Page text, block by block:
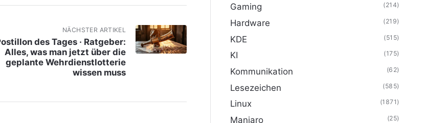
NÄCHSTER ARTIKEL
des Tages · Ratgeber:
Alles, was man jetzt über die
geplante Wehrdienstlotterie
wissen muss
Gaming (214)
Hardware (219)
KDE (515)
KI (175)
Kommunikation (62)
Lesezeichen (585)
Linux (1871)
Manjaro (25)